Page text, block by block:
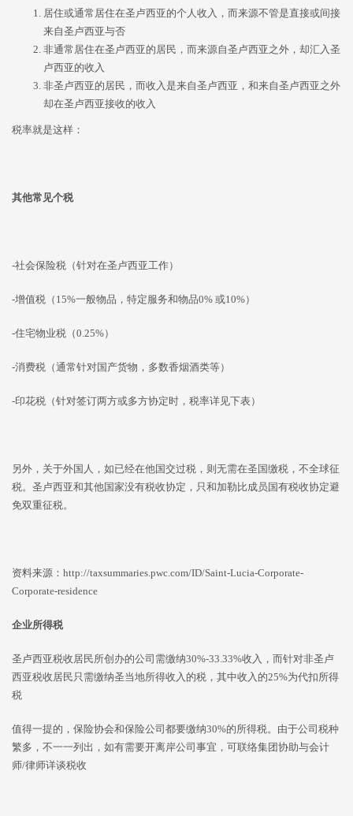
居住或通常居住在圣卢西亚的个人收入，而来源不管是直接或间接
来自圣卢西亚与否
非通常居住在圣卢西亚的居民，而来源自圣卢西亚之外，却汇入圣
卢西亚的收入
非圣卢西亚的居民，而收入是来自圣卢西亚，和来自圣卢西亚之外
却在圣卢西亚接收的收入
税率就是这样：
其他常见个税
-社会保险税（针对在圣卢西亚工作）
-增值税（15%一般物品，特定服务和物品0% 或10%）
-住宅物业税（0.25%）
-消费税（通常针对国产货物，多数香烟酒类等）
-印花税（针对签订两方或多方协定时，税率详见下表）
另外，关于外国人，如已经在他国交过税，则无需在圣国缴税，不全球征
税。圣卢西亚和其他国家没有税收协定，只和加勒比成员国有税收协定避
免双重征税。
资料来源：http://taxsummaries.pwc.com/ID/Saint-Lucia-Corporate-
Corporate-residence
企业所得税
圣卢西亚税收居民所创办的公司需缴纳30%-33.33%收入，而针对非圣卢
西亚税收居民只需缴纳圣当地所得收入的税，其中收入的25%为代扣所得
税
值得一提的，保险协会和保险公司都要缴纳30%的所得税。由于公司税种
繁多，不一一列出，如有需要开离岸公司事宜，可联络集团协助与会计
师/律师详谈税收